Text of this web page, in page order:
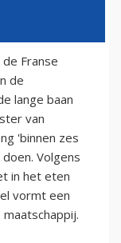
Franse
de
lange baan
van
'binnen zes
Volgens
in het eten
vormt een